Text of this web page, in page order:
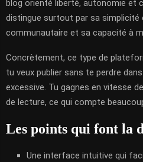
blog orienté liberté, autonomie et
distingue surtout par sa simplicité
communautaire et sa capacité à
Concrètement, ce type de
tu veux publier sans te perdre
excessive. Tu gagnes en vitesse
de lecture, ce qui compte
Les points qui font la
Une interface intuitive qui